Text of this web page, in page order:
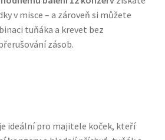
obsah masa, bez obilovin
v misce – a zároveň si můžete
tuňáka a krevet bez
zásob.
ideální pro majitele koček, kteří